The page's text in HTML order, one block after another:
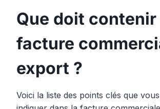
Que doit contenir
facture
export ?
Voici la liste des points clés que